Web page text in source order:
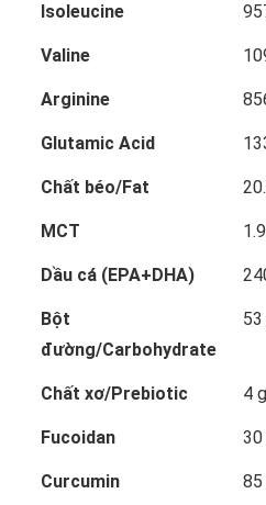
Isoleucine
Valine
Arginine
Glutamic Acid
Chất béo/Fat
MCT
Dầu cá (EPA+DHA)
Bột
đường/Carbohydrate
Chất xơ/Prebiotic 4 g
Fucoidan 30
Curcumin 85